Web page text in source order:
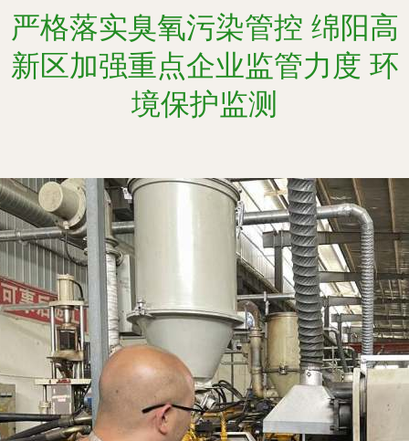
严格落实臭氧污染管控 绵阳高
新区加强重点企业监管力度 环
境保护监测